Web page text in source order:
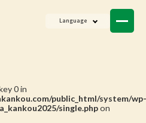
Language
0 in
public_html/system/wp-
single.phpon